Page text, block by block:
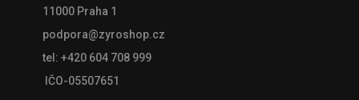
11000 Praha 1
podpora@zyroshop.cz
tel: +420 604 708 999
IČO-05507651